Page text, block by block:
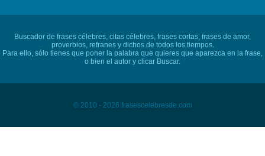
Buscador de frases célebres, citas célebres, frases cortas, frases de amor,
proverbios, refranes y dichos de todos los tiempos.
Para ello, sólo tienes que poner la palabra que quieres que aparezca en la frase,
o bien el autor y clicar Buscar.
© 2010 - 2026 frasescelebresde.com